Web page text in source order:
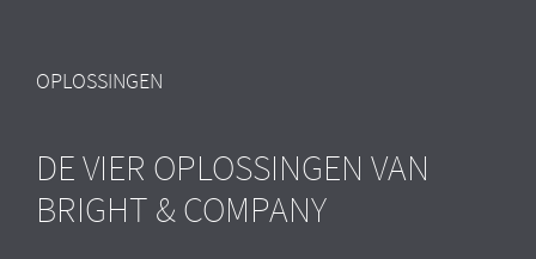
OPLOSSINGEN
DE VIER OPLOSSINGEN VAN
BRIGHT & COMPANY